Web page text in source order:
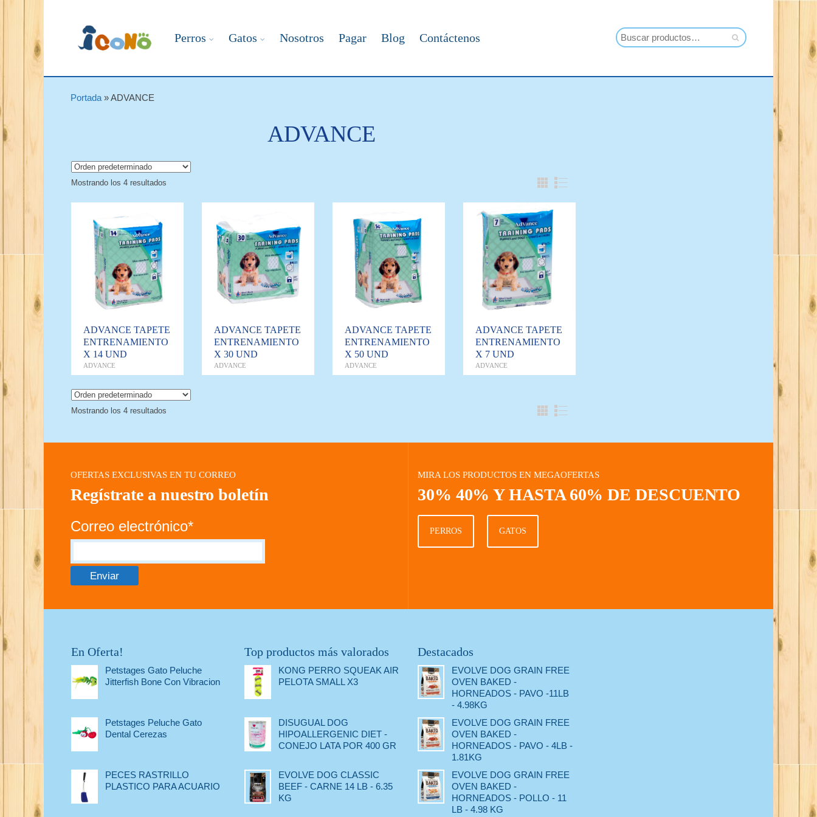
Perros Gatos Nosotros Pagar Blog Contáctenos
Portada »ADVANCE
ADVANCE
Mostrando los 4 resultados
ADVANCE TAPETE
ENTRENAMIENTO
X 14 UND
ADVANCE
ADVANCE TAPETE
ENTRENAMIENTO
X 30 UND
ADVANCE
ADVANCE TAPETE
ENTRENAMIENTO
X 50 UND
ADVANCE
ADVANCE TAPETE
ENTRENAMIENTO
X 7 UND
ADVANCE
Mostrando los 4 resultados
OFERTAS EXCLUSIVAS EN TU CORREO
Regístrate a nuestro boletín
Correo electrónico*
MIRA LOS PRODUCTOS EN MEGAOFERTAS
30% 40% Y HASTA 60% DE DESCUENTO
PERROS GATOS
En Oferta!
Petstages Gato Peluche
Jitterfish Bone Con Vibracion
Petstages Peluche Gato
Dental Cerezas
PECES RASTRILLO
PLASTICO PARA ACUARIO
Top productos más valorados
KONG PERRO SQUEAK AIR
PELOTA SMALL X3
DISUGUAL DOG
HIPOALLERGENIC DIET -
CONEJO LATA POR 400 GR
EVOLVE DOG CLASSIC
BEEF - CARNE 14 LB - 6.35
KG
Destacados
EVOLVE DOG GRAIN FREE
OVEN BAKED -
HORNEADOS - PAVO -11LB
- 4.98KG
EVOLVE DOG GRAIN FREE
OVEN BAKED -
HORNEADOS - PAVO - 4LB -
1.81KG
EVOLVE DOG GRAIN FREE
OVEN BAKED -
HORNEADOS - POLLO - 11
LB - 4.98 KG